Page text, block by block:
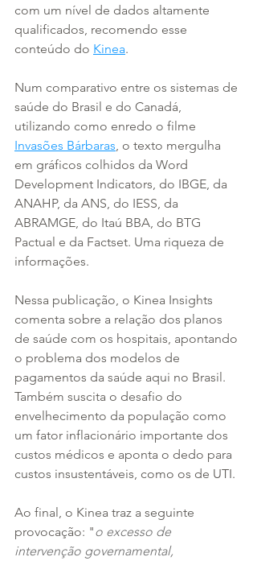
com um nível de dados altamente
qualificados, recomendo esse
conteúdo do Kinea.
Num comparativo entre os sistemas de
saúde do Brasil e do Canadá,
utilizando como enredo o filme
Invasões Bárbaras , o texto mergulha
em gráficos colhidos da Word
Development Indicators, do IBGE, da
ANAHP, da ANS, do IESS, da
ABRAMGE, do Itaú BBA, do BTG
Pactual e da Factset. Uma riqueza de
informações.
Nessa publicação, o Kinea Insights
comenta sobre a relação dos planos
de saúde com os hospitais, apontando
o problema dos modelos de
pagamentos da saúde aqui no Brasil.
Também suscita o desafio do
envelhecimento da população como
um fator inflacionário importante dos
custos médicos e aponta o dedo para
custos insustentáveis, como os de UTI.
Ao final, o Kinea traz a seguinte
provocação: "o excesso de
intervenção governamental,